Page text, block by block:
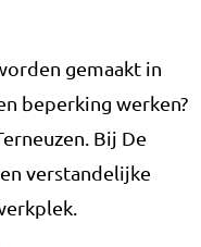
gemaakt in
beperking werken?
Bij De
verstandelijke